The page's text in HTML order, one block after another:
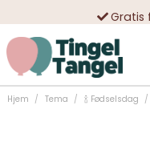
Gratis
10 000-
Hjem Tema 🍾 Fødselsdag